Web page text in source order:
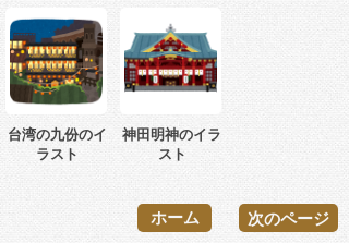
台湾の九份のイ
ラスト
神田明神のイラ
スト
次のページ
ホーム